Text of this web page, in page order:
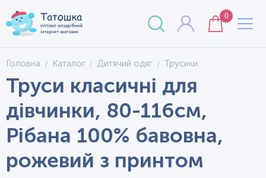
0
Головна Каталог Дитячий одяг Трусики
Труси класичні для
дівчинки, 80-116см,
Рібана 100% бавовна,
рожевий з принтом